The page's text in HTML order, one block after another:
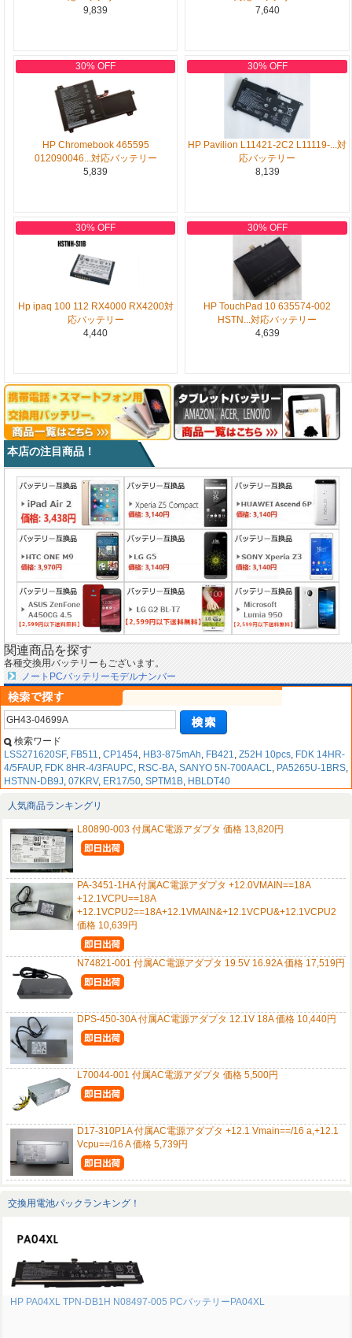
9,839
7,640
30% OFF
HP Chromebook 465595
012090046...対応バッテリー
5,839
30% OFF
HP Pavilion L11421-2C2 L11119-...対
応バッテリー
8,139
30% OFF
Hp ipaq 100 112 RX4000 RX4200対
応バッテリー
4,440
30% OFF
HP TouchPad 10 635574-002
HSTN...対応バッテリー
4,639
本店の注目商品！
関連商品を探す
各種交換用バッテリーもございます。
ノートPCバッテリーモデルナンバー
検索ワード
LSS271620SF, FB511, CP1454, HB3-875mAh, FB421, Z52H 10pcs, FDK 14HR-
4/5FAUP, FDK 8HR-4/3FAUPC, RSC-BA, SANYO 5N-700AACL, PA5265U-1BRS,
HSTNN-DB9J, 07KRV, ER17/50, SPTM1B, HBLDT40
人気商品ランキングリ
L80890-003 付属AC電源アダプタ 価格 13,820円
PA-3451-1HA 付属AC電源アダプタ +12.0VMAIN==18A
+12.1VCPU==18A
+12.1VCPU2==18A+12.1VMAIN&+12.1VCPU&+12.1VCPU2
価格 10,639円
N74821-001 付属AC電源アダプタ 19.5V 16.92A 価格 17,519円
DPS-450-30A 付属AC電源アダプタ 12.1V 18A 価格 10,440円
L70044-001 付属AC電源アダプタ 価格 5,500円
D17-310P1A 付属AC電源アダプタ +12.1 Vmain==/16 a,+12.1
Vcpu==/16 A 価格 5,739円
交換用電池パックランキング！
HP PA04XL TPN-DB1H N08497-005 PCバッテリーPA04XL